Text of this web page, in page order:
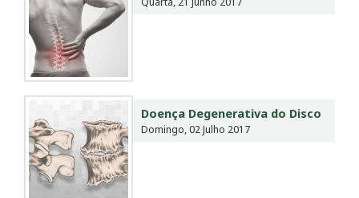
Doença Degenerativa do Disco
Domingo, 02 Julho 2017